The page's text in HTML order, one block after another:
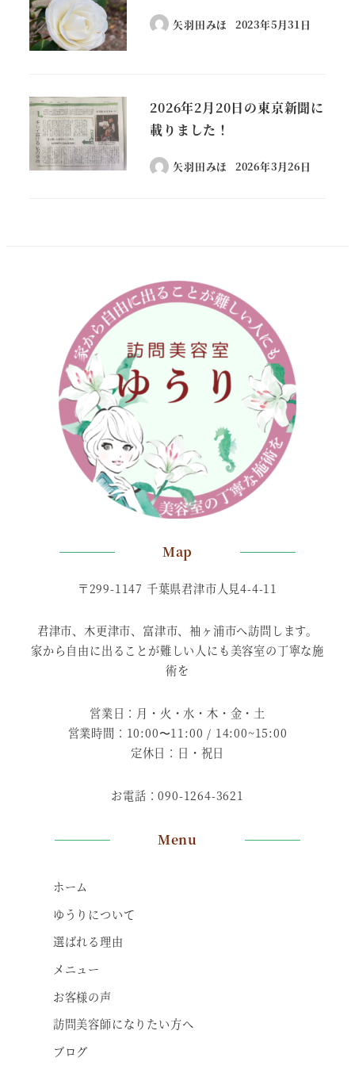
矢羽田みほ 2023年5月31日
2026年2月20日の東京新聞に
載りました！
矢羽田みほ 2026年3月26日
Map
〒299-1147 千葉県君津市人見4-4-11
君津市、木更津市、富津市、袖ヶ浦市へ訪問します。
家から自由に出ることが難しい人にも美容室の丁寧な施
術を
営業日：月・火・水・木・金・土
営業時間：10:00〜11:00 / 14:00~15:00
定休日：日・祝日
お電話：090-1264-3621
Menu
ホーム
ゆうりについて
選ばれる理由
メニュー
お客様の声
訪問美容師になりたい方へ
ブログ